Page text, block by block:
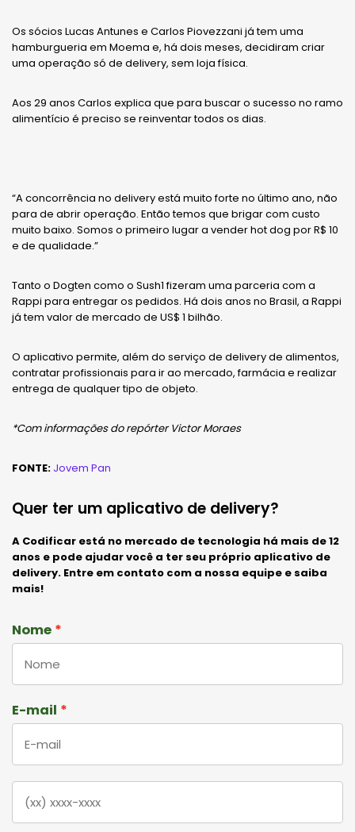
Os sócios Lucas Antunes e Carlos Piovezzani já tem uma
hamburgueria em Moema e, há dois meses, decidiram criar
uma operação só de delivery, sem loja física.
Aos 29 anos Carlos explica que para buscar o sucesso no ramo
alimentício é preciso se reinventar todos os dias.
“A concorrência no delivery está muito forte no último ano, não
para de abrir operação. Então temos que brigar com custo
muito baixo. Somos o primeiro lugar a vender hot dog por R$ 10
e de qualidade.”
Tanto o Dogten como o Sush1 fizeram uma parceria com a
Rappi para entregar os pedidos. Há dois anos no Brasil, a Rappi
já tem valor de mercado de US$ 1 bilhão.
O aplicativo permite, além do serviço de delivery de alimentos,
contratar profissionais para ir ao mercado, farmácia e realizar
entrega de qualquer tipo de objeto.
*Com informações do repórter Victor Moraes
FONTE: Jovem Pan
Quer ter um aplicativo de delivery?
A Codificar está no mercado de tecnologia há mais de 12
anos e pode ajudar você a ter seu próprio aplicativo de
delivery. Entre em contato com a nossa equipe e saiba
mais!
Nome
E-mail